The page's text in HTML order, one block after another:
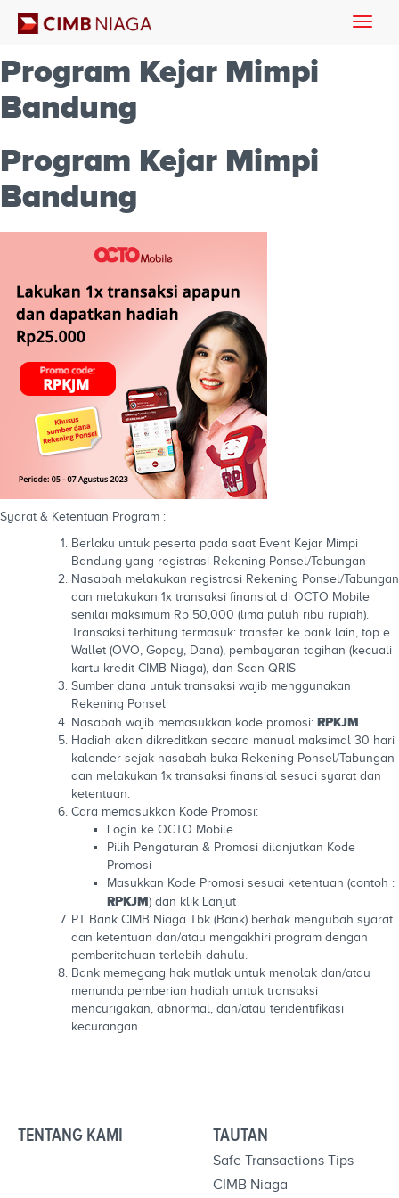
Toggle
Program Kejar Mimpi
Bandung
Program Kejar Mimpi
Bandung
Syarat & Ketentuan Program :
Berlaku untuk peserta pada saat Event Kejar Mimpi
Bandung yang registrasi Rekening Ponsel/Tabungan
Nasabah melakukan registrasi Rekening Ponsel/Tabungan
dan melakukan 1x transaksi finansial di OCTO Mobile
senilai maksimum Rp 50,000 (lima puluh ribu rupiah).
Transaksi terhitung termasuk: transfer ke bank lain, top e
Wallet (OVO, Gopay, Dana), pembayaran tagihan (kecuali
kartu kredit CIMB Niaga), dan Scan QRIS
Sumber dana untuk transaksi wajib menggunakan
Rekening Ponsel
Nasabah wajib memasukkan kode promosi: RPKJM
Hadiah akan dikreditkan secara manual maksimal 30 hari
kalender sejak nasabah buka Rekening Ponsel/Tabungan
dan melakukan 1x transaksi finansial sesuai syarat dan
ketentuan.
Cara memasukkan Kode Promosi:
Login ke OCTO Mobile
Pilih Pengaturan & Promosi dilanjutkan Kode
Promosi
Masukkan Kode Promosi sesuai ketentuan (contoh :
RPKJM) dan klik Lanjut
PT Bank CIMB Niaga Tbk (Bank) berhak mengubah syarat
dan ketentuan dan/atau mengakhiri program dengan
pemberitahuan terlebih dahulu.
Bank memegang hak mutlak untuk menolak dan/atau
menunda pemberian hadiah untuk transaksi
mencurigakan, abnormal, dan/atau teridentifikasi
kecurangan.
TENTANG KAMI TAUTAN
Safe Transactions Tips
CIMB Niaga